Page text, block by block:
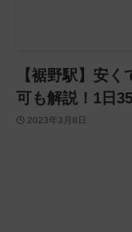
【裾野駅】安
可も解説！1日
2023年3月8日